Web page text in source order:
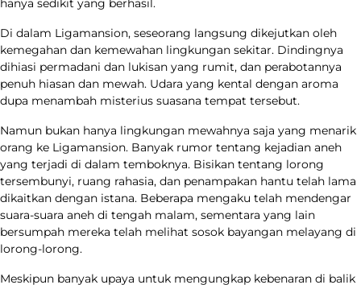
hanya sedikit yang berhasil.
Di dalam Ligamansion, seseorang langsung dikejutkan oleh
kemegahan dan kemewahan lingkungan sekitar. Dindingnya
dihiasi permadani dan lukisan yang rumit, dan perabotannya
penuh hiasan dan mewah. Udara yang kental dengan aroma
dupa menambah misterius suasana tempat tersebut.
Namun bukan hanya lingkungan mewahnya saja yang menarik
orang ke Ligamansion. Banyak rumor tentang kejadian aneh
yang terjadi di dalam temboknya. Bisikan tentang lorong
tersembunyi, ruang rahasia, dan penampakan hantu telah lama
dikaitkan dengan istana. Beberapa mengaku telah mendengar
suara-suara aneh di tengah malam, sementara yang lain
bersumpah mereka telah melihat sosok bayangan melayang di
lorong-lorong.
Meskipun banyak upaya untuk mengungkap kebenaran di balik